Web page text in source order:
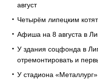
август
Четырём липецким
Афиша на 8 августа в
У здания соцфонда в
отремонтировать и
У стадиона